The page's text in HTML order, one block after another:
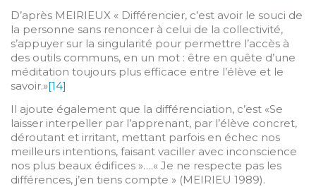
D’après MEIRIEUX « Différencier, c’est avoir le souci de
la personne sans renoncer à celui de la collectivité,
s’appuyer sur la singularité pour permettre l’accès à
des outils communs, en un mot : être en quête d’une
méditation toujours plus efficace entre l’élève et le
savoir.»[14]
Il ajoute également que la différenciation, c’est «Se
laisser interpeller par l’apprenant, par l’élève concret,
déroutant et irritant, mettant parfois en échec nos
meilleurs intentions, faisant vaciller avec inconscience
nos plus beaux édifices »….« Je ne respecte pas les
différences, j’en tiens compte » (MEIRIEU 1989).